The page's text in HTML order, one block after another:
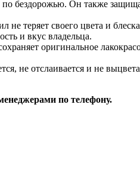
бездорожью. Он также
не теряет своего цвета и
и вкус владельца.
оригинальное
не отслаивается и не
по телефону.